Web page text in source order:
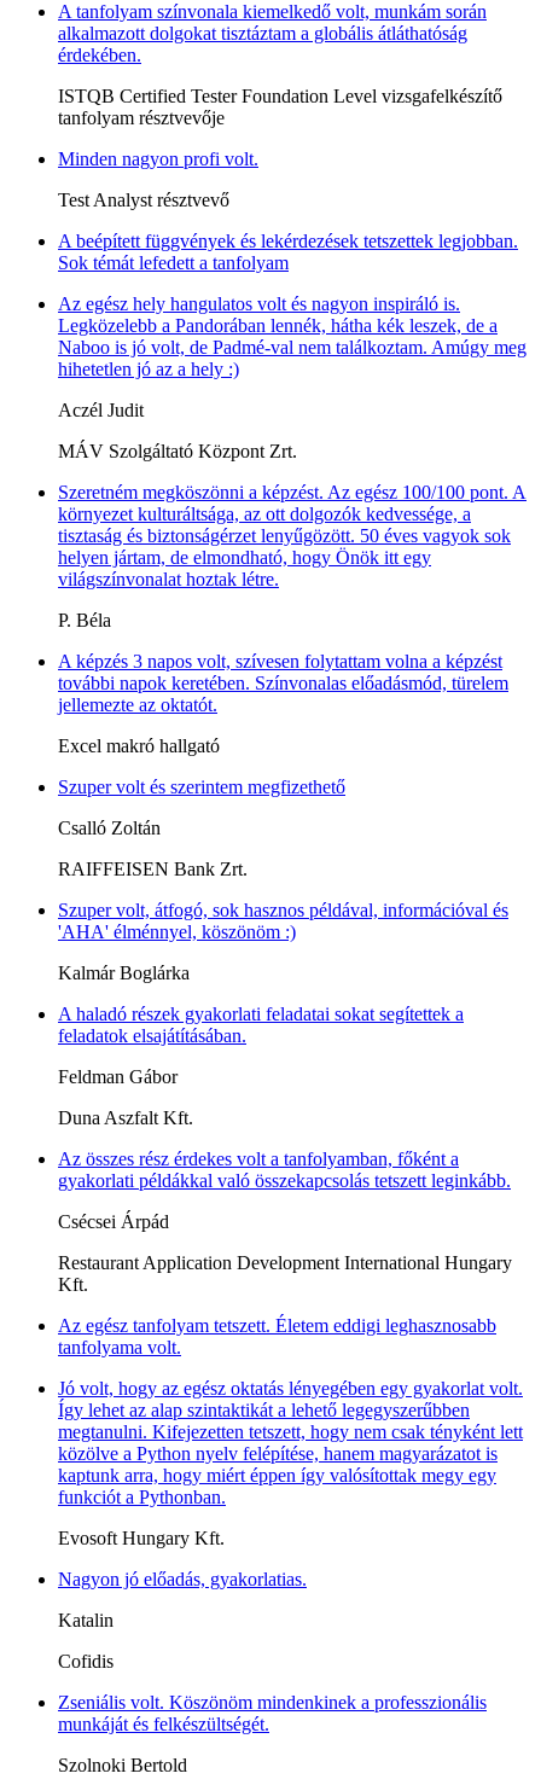
A tanfolyam színvonala kiemelkedő volt, munkám során
alkalmazott dolgokat tisztáztam a globális átláthatóság
érdekében.
ISTQB Certified Tester Foundation Level vizsgafelkészítő
tanfolyam résztvevője
Minden nagyon profi volt.
Test Analyst résztvevő
A beépített függvények és lekérdezések tetszettek legjobban.
Sok témát lefedett a tanfolyam
Az egész hely hangulatos volt és nagyon inspiráló is.
Legközelebb a Pandorában lennék, hátha kék leszek, de a
Naboo is jó volt, de Padmé-val nem találkoztam. Amúgy meg
hihetetlen jó az a hely :)
Aczél Judit
MÁV Szolgáltató Központ Zrt.
Szeretném megköszönni a képzést. Az egész 100/100 pont. A
környezet kulturáltsága, az ott dolgozók kedvessége, a
tisztaság és biztonságérzet lenyűgözött. 50 éves vagyok sok
helyen jártam, de elmondható, hogy Önök itt egy
világszínvonalat hoztak létre.
P. Béla
A képzés 3 napos volt, szívesen folytattam volna a képzést
további napok keretében. Színvonalas előadásmód, türelem
jellemezte az oktatót.
Excel makró hallgató
Szuper volt és szerintem megfizethető
Csalló Zoltán
RAIFFEISEN Bank Zrt.
Szuper volt, átfogó, sok hasznos példával, információval és
'AHA' élménnyel, köszönöm :)
Kalmár Boglárka
A haladó részek gyakorlati feladatai sokat segítettek a
feladatok elsajátításában.
Feldman Gábor
Duna Aszfalt Kft.
Az összes rész érdekes volt a tanfolyamban, főként a
gyakorlati példákkal való összekapcsolás tetszett leginkább.
Csécsei Árpád
Restaurant Application Development International Hungary
Kft.
Az egész tanfolyam tetszett. Életem eddigi leghasznosabb
tanfolyama volt.
Jó volt, hogy az egész oktatás lényegében egy gyakorlat volt.
Így lehet az alap szintaktikát a lehető legegyszerűbben
megtanulni. Kifejezetten tetszett, hogy nem csak tényként lett
közölve a Python nyelv felépítése, hanem magyarázatot is
kaptunk arra, hogy miért éppen így valósítottak megy egy
funkciót a Pythonban.
Evosoft Hungary Kft.
Nagyon jó előadás, gyakorlatias.
Katalin
Cofidis
Zseniális volt. Köszönöm mindenkinek a professzionális
munkáját és felkészültségét.
Szolnoki Bertold